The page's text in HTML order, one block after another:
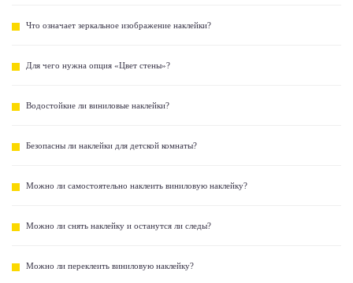
Что означает зеркальное изображение наклейки?
Для чего нужна опция «Цвет стены»?
Водостойкие ли виниловые наклейки?
Безопасны ли наклейки для детской комнаты?
Можно ли самостоятельно наклеить виниловую наклейку?
Можно ли снять наклейку и останутся ли следы?
Можно ли переклеить виниловую наклейку?